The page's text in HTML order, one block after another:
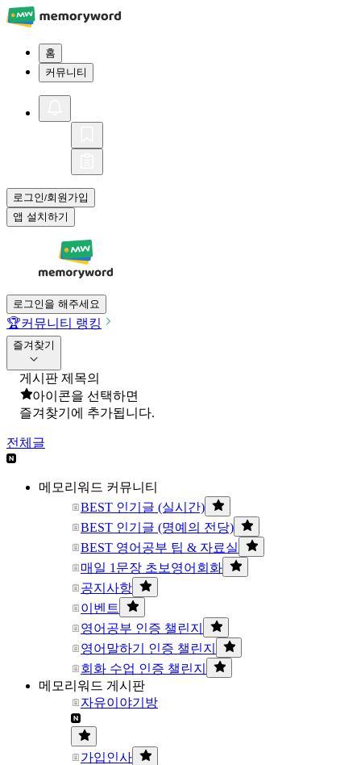
홈
커뮤니티
로그인/회원가입
앱 설치하기
로그인을 해주세요
🏆커뮤니티 랭킹
즐겨찾기
게시판 제목의
아이콘을 선택하면
즐겨찾기에 추가됩니다.
전체글
메모리워드 커뮤니티
BEST 인기글 (실시간)
BEST 인기글 (명예의 전당)
BEST 영어공부 팁 & 자료실
매일 1문장 초보영어회화
공지사항
이벤트
영어공부 인증 챌린지
영어말하기 인증 챌린지
회화 수업 인증 챌린지
메모리워드 게시판
자유이야기방
가입인사